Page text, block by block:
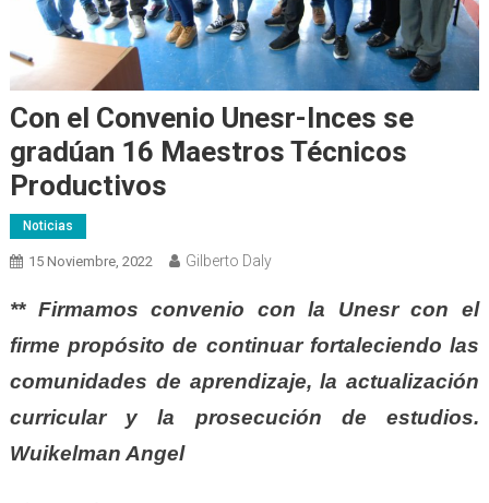
Con el Convenio Unesr-Inces se
gradúan 16 Maestros Técnicos
Productivos
Noticias
15 Noviembre, 2022 Gilberto Daly
** Firmamos convenio con la Unesr con el
firme propósito de continuar fortaleciendo las
comunidades de aprendizaje, la actualización
curricular y la prosecución de estudios.
Wuikelman Angel